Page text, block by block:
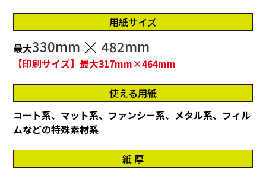
用紙サイズ
最大330mm 482mm
【印刷サイズ】最大317mm×464mm
使える用紙
コート系、マット系、ファンシー系、メタル系、フィル
ムなどの特殊素材系
紙 厚